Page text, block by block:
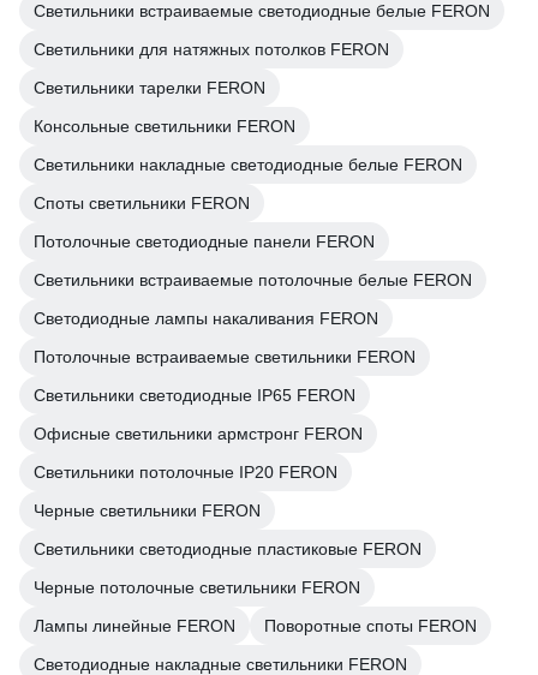
Светильники встраиваемые светодиодные белые FERON
Светильники для натяжных потолков FERON
Светильники тарелки FERON
Консольные светильники FERON
Светильники накладные светодиодные белые FERON
Споты светильники FERON
Потолочные светодиодные панели FERON
Светильники встраиваемые потолочные белые FERON
Светодиодные лампы накаливания FERON
Потолочные встраиваемые светильники FERON
Светильники светодиодные IP65 FERON
Офисные светильники армстронг FERON
Светильники потолочные IP20 FERON
Черные светильники FERON
Светильники светодиодные пластиковые FERON
Черные потолочные светильники FERON
Лампы линейные FERON
Поворотные споты FERON
Светодиодные накладные светильники FERON